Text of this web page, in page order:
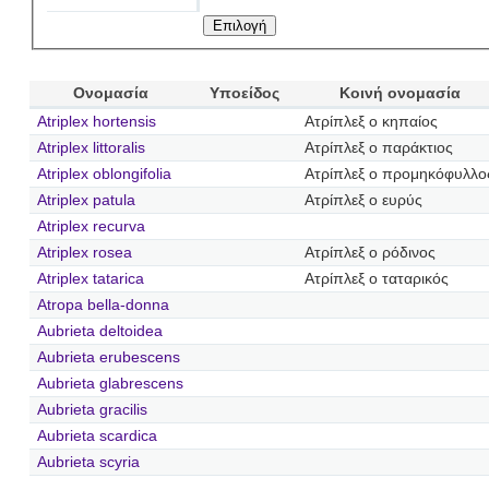
Ονομασία Υποείδος
Κοινή ονομασία
Atriplex hortensis
Ατρίπλεξ ο κηπαίος
Atriplex littoralis
Ατρίπλεξ ο παράκτιος
Atriplex oblongifolia
Ατρίπλεξ ο
Atriplex patula
Ατρίπλεξ ο ευρύς
Atriplex recurva
Atriplex rosea
Ατρίπλεξ ο ρόδινος
Atriplex tatarica
Ατρίπλεξ ο ταταρικός
Atropa bella-donna
Aubrieta deltoidea
Aubrieta erubescens
Aubrieta glabrescens
Aubrieta gracilis
Aubrieta scardica
Aubrieta scyria